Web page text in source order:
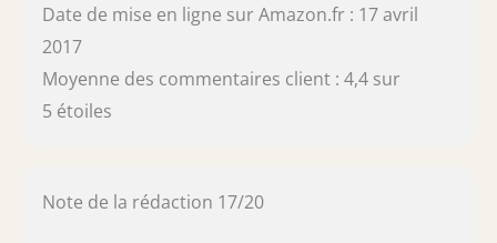
Date de mise en ligne sur Amazon.fr : 17 avril
2017
Moyenne des commentaires client : 4,4 sur
5 étoiles
Note de la rédaction 17/20